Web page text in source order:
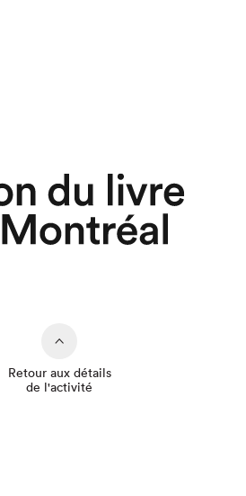
Retour aux détails
de l'activité